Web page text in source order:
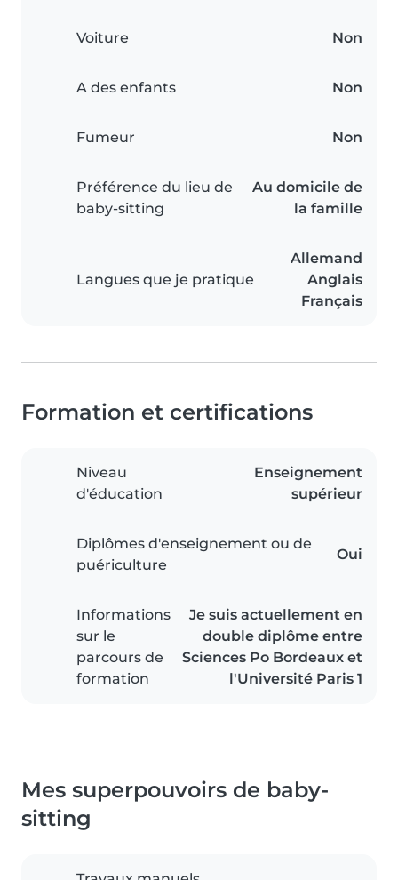
Voiture Non
A des enfants Non
Fumeur Non
Préférence du lieu de
baby-sitting
Au domicile de
la famille
Langues que je pratique
Allemand
Anglais
Français
Formation et certifications
Niveau
d'éducation
Enseignement
supérieur
Diplômes d'enseignement ou de
puériculture
Oui
Informations
sur le
parcours de
formation
Je suis actuellement en
double diplôme entre
Sciences Po Bordeaux et
l'Université Paris 1
Mes superpouvoirs de baby-
sitting